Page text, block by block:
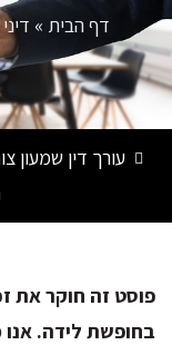
דף הבית »
עורך דין שמעון
פוסט זה חוקראת
בחופשת לידה. אנו